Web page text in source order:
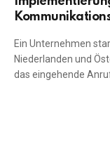
Ein Unternehmen
Niederlanden und
das eingehende